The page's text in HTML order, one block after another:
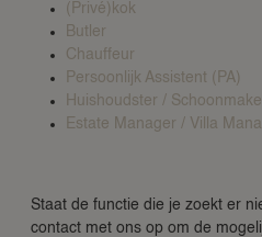
(Privé)kok
Butler
Chauffeur
Persoonlijk Assistent (PA)
Huishoudster /
Estate Manager / Villa
Staat de functie die je zoekt er
contact met ons op om de